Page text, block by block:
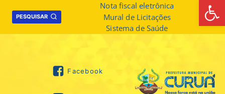
PESQUISAR
Nota fiscal eletrônica
Mural de Licitações
Sistema de Saúde
Facebook